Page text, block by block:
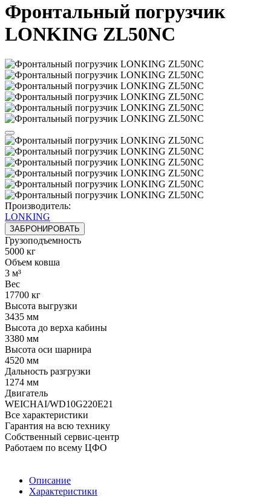
Фронтальный погрузчик
LONKING ZL50NC
Производитель:
LONKING
ЗАБРОНИРОВАТЬ
Грузоподъемность
5000 кг
Объем ковша
3 м³
Вес
17700 кг
Высота выгрузки
3435 мм
Высота до верха кабины
3380 мм
Высота оси шарнира
4520 мм
Дальность разгрузки
1274 мм
Двигатель
WEICHAI/WD10G220E21
Все характеристики
Гарантия на всю технику
Собственный сервис-центр
Работаем по всему ЦФО
Описание
Характеристики